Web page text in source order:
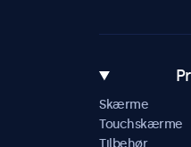
Skærme
Touchskærme